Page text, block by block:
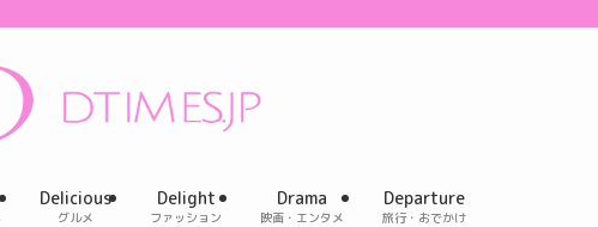
Delicious
グルメ
Delight
ファッション
Drama
映画・エンタメ
Departure
旅行・おでかけ